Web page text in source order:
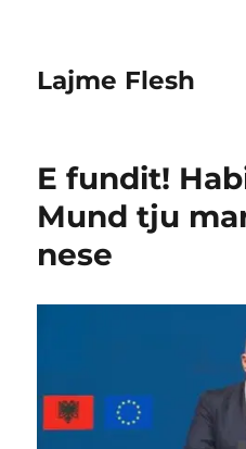
Lajme Flesh
E fundit!
Mund tju
nese